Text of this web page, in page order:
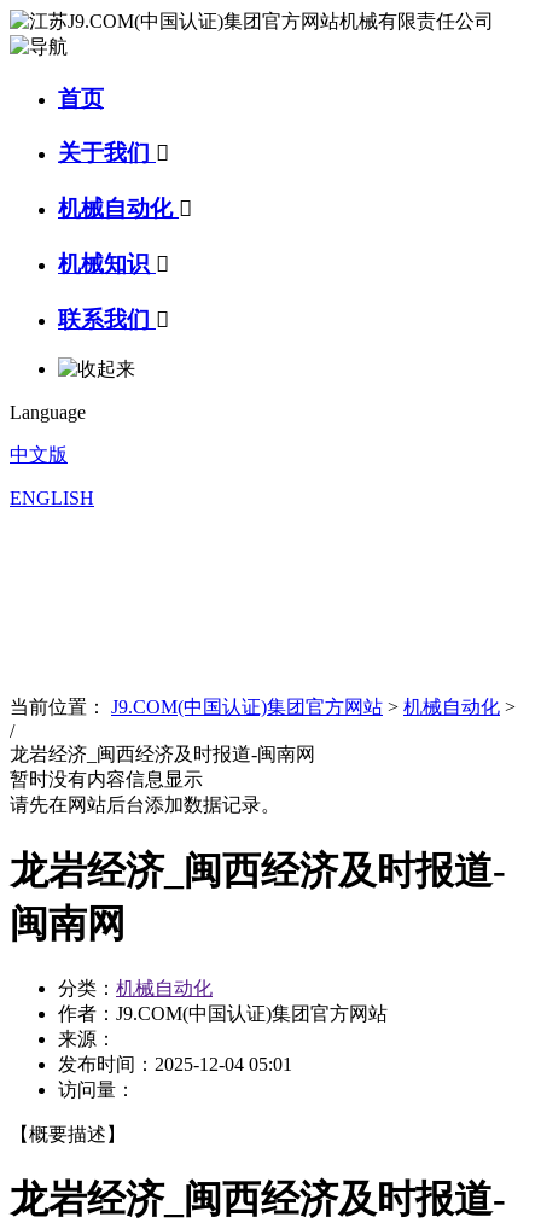
首页
关于我们 
机械自动化 
机械知识 
联系我们 
Language
中文版
ENGLISH
当前位置： J9.COM(中国认证)集团官方网站 > 机械自动化 >
/
龙岩经济_闽西经济及时报道-闽南网
暂时没有内容信息显示
请先在网站后台添加数据记录。
龙岩经济_闽西经济及时报道-
闽南网
分类： 机械自动化
作者：J9.COM(中国认证)集团官方网站
来源：
发布时间： 2025-12-04 05:01
访问量：
【概要描述】
龙岩经济_闽西经济及时报道-